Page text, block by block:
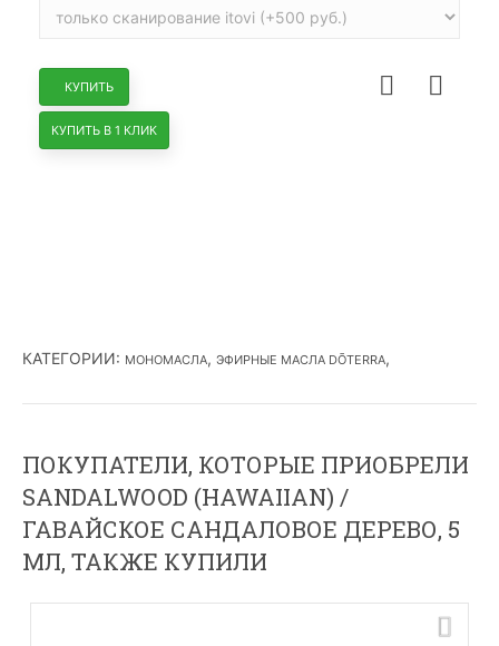
КУПИТЬ
КУПИТЬ В 1 КЛИК
КАТЕГОРИИ: МОНОМАСЛА, ЭФИРНЫЕ МАСЛА DŌTERRA,
ПОКУПАТЕЛИ, КОТОРЫЕ ПРИОБРЕЛИ
SANDALWOOD (HAWAIIAN) /
ГАВАЙСКОЕ САНДАЛОВОЕ ДЕРЕВО, 5
МЛ, ТАКЖЕ КУПИЛИ